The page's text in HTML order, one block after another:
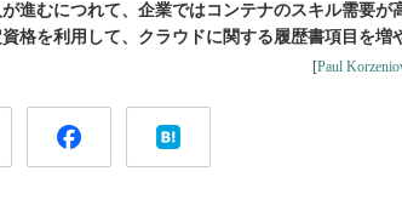
進むにつれて、企業ではコンテナのスキル需要が
格を利用して、クラウドに関する履歴書項目を増
[Paul